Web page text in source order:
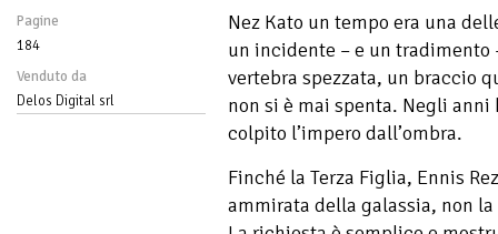
Pagine
184
Venduto da
Delos Digital srl
Nez Kato un tempo era una
un incidente – e un tradimento
vertebra spezzata, un braccio
non si è mai spenta. Negli
colpito l’impero dall’ombra.
Finché la Terza Figlia, Ennis
ammirata della galassia, non